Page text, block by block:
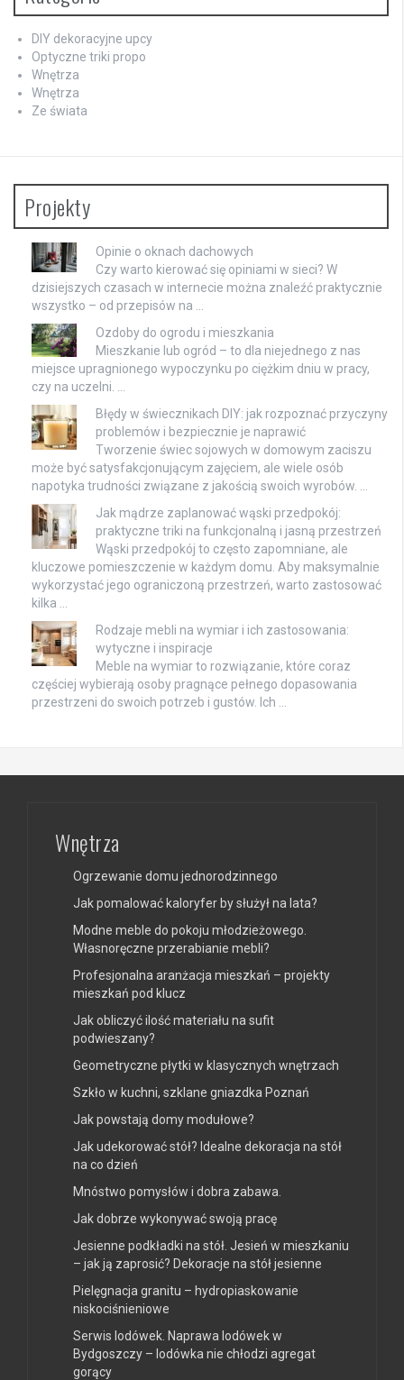
DIY dekoracyjne upcy
Optyczne triki propo
Wnętrza
Wnętrza
Ze świata
Projekty
Opinie o oknach dachowych
Czy warto kierować się opiniami w sieci? W
dzisiejszych czasach w internecie można znaleźć praktycznie
wszystko – od przepisów na …
Ozdoby do ogrodu i mieszkania
Mieszkanie lub ogród – to dla niejednego z nas
miejsce upragnionego wypoczynku po ciężkim dniu w pracy,
czy na uczelni. …
Błędy w świecznikach DIY: jak rozpoznać przyczyny
problemów i bezpiecznie je naprawić
Tworzenie świec sojowych w domowym zaciszu
może być satysfakcjonującym zajęciem, ale wiele osób
napotyka trudności związane z jakością swoich wyrobów. …
Jak mądrze zaplanować wąski przedpokój:
praktyczne triki na funkcjonalną i jasną przestrzeń
Wąski przedpokój to często zapomniane, ale
kluczowe pomieszczenie w każdym domu. Aby maksymalnie
wykorzystać jego ograniczoną przestrzeń, warto zastosować
kilka …
Rodzaje mebli na wymiar i ich zastosowania:
wytyczne i inspiracje
Meble na wymiar to rozwiązanie, które coraz
częściej wybierają osoby pragnące pełnego dopasowania
przestrzeni do swoich potrzeb i gustów. Ich …
Wnętrza
Ogrzewanie domu jednorodzinnego
Jak pomalować kaloryfer by służył na lata?
Modne meble do pokoju młodzieżowego.
Własnoręczne przerabianie mebli?
Profesjonalna aranżacja mieszkań – projekty
mieszkań pod klucz
Jak obliczyć ilość materiału na sufit
podwieszany?
Geometryczne płytki w klasycznych wnętrzach
Szkło w kuchni, szklane gniazdka Poznań
Jak powstają domy modułowe?
Jak udekorować stół? Idealne dekoracja na stół
na co dzień
Mnóstwo pomysłów i dobra zabawa.
Jak dobrze wykonywać swoją pracę
Jesienne podkładki na stół. Jesień w mieszkaniu
– jak ją zaprosić? Dekoracje na stół jesienne
Pielęgnacja granitu – hydropiaskowanie
niskociśnieniowe
Serwis lodówek. Naprawa lodówek w
Bydgoszczy – lodówka nie chłodzi agregat
gorący